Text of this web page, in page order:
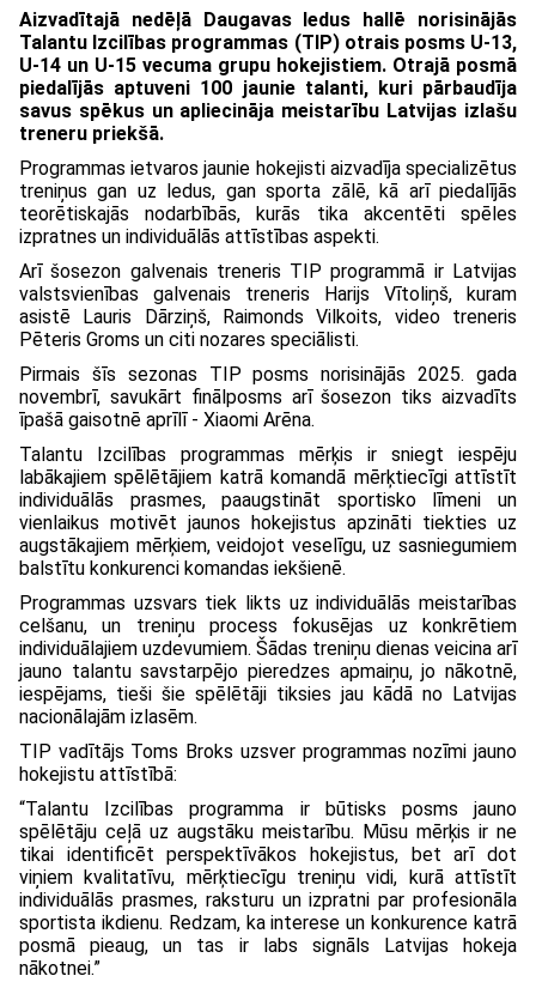
Aizvadītajā nedēļā Daugavas ledus hallē norisinājās
Talantu Izcilības programmas (TIP) otrais posms U-13,
U-14 un U-15 vecuma grupu hokejistiem. Otrajā posmā
piedalījās aptuveni 100 jaunie talanti, kuri pārbaudīja
savus spēkus un apliecināja meistarību Latvijas izlašu
treneru priekšā.
Programmas ietvaros jaunie hokejisti aizvadīja specializētus
treniņus gan uz ledus, gan sporta zālē, kā arī piedalījās
teorētiskajās nodarbībās, kurās tika akcentēti spēles
izpratnes un individuālās attīstības aspekti.
Arī šosezon galvenais treneris TIP programmā ir Latvijas
valstsvienības galvenais treneris Harijs Vītoliņš, kuram
asistē Lauris Dārziņš, Raimonds Vilkoits, video treneris
Pēteris Groms un citi nozares speciālisti.
Pirmais šīs sezonas TIP posms norisinājās 2025. gada
novembrī, savukārt finālposms arī šosezon tiks aizvadīts
īpašā gaisotnē aprīlī - Xiaomi Arēna.
Talantu Izcilības programmas mērķis ir sniegt iespēju
labākajiem spēlētājiem katrā komandā mērķtiecīgi attīstīt
individuālās prasmes, paaugstināt sportisko līmeni un
vienlaikus motivēt jaunos hokejistus apzināti tiekties uz
augstākajiem mērķiem, veidojot veselīgu, uz sasniegumiem
balstītu konkurenci komandas iekšienē.
Programmas uzsvars tiek likts uz individuālās meistarības
celšanu, un treniņu process fokusējas uz konkrētiem
individuālajiem uzdevumiem. Šādas treniņu dienas veicina arī
jauno talantu savstarpējo pieredzes apmaiņu, jo nākotnē,
iespējams, tieši šie spēlētāji tiksies jau kādā no Latvijas
nacionālajām izlasēm.
TIP vadītājs Toms Broks uzsver programmas nozīmi jauno
hokejistu attīstībā:
“Talantu Izcilības programma ir būtisks posms jauno
spēlētāju ceļā uz augstāku meistarību. Mūsu mērķis ir ne
tikai identificēt perspektīvākos hokejistus, bet arī dot
viņiem kvalitatīvu, mērķtiecīgu treniņu vidi, kurā attīstīt
individuālās prasmes, raksturu un izpratni par profesionāla
sportista ikdienu. Redzam, ka interese un konkurence katrā
posmā pieaug, un tas ir labs signāls Latvijas hokeja
nākotnei.”